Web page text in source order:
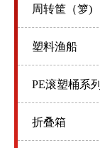
周转筐（箩)
塑料渔船
PE滚塑桶系列
折叠箱